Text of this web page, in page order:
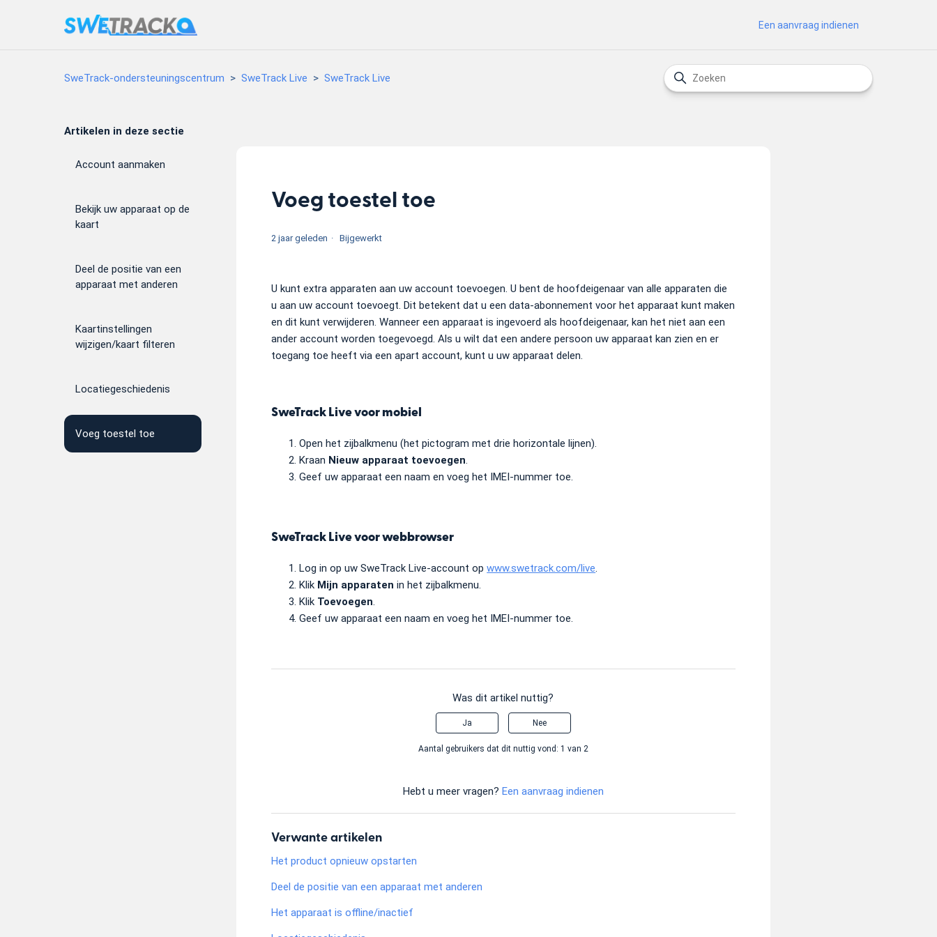
Een aanvraag indienen
SweTrack-ondersteuningscentrum SweTrack Live SweTrack Live
Artikelen in deze sectie
Account aanmaken
Bekijk uw apparaat op de
kaart
Deel de positie van een
apparaat met anderen
Kaartinstellingen
wijzigen/kaart filteren
Locatiegeschiedenis
Voeg toestel toe
Voeg toestel toe
2 jaar geleden Bijgewerkt
U kunt extra apparaten aan uw account toevoegen. U bent de hoofdeigenaar van alle apparaten die
u aan uw account toevoegt. Dit betekent dat u een data-abonnement voor het apparaat kunt maken
en dit kunt verwijderen. Wanneer een apparaat is ingevoerd als hoofdeigenaar, kan het niet aan een
ander account worden toegevoegd. Als u wilt dat een andere persoon uw apparaat kan zien en er
toegang toe heeft via een apart account, kunt u uw apparaat delen.
SweTrack Live voor mobiel
Open het zijbalkmenu (het pictogram met drie horizontale lijnen).
Kraan Nieuw apparaat toevoegen.
Geef uw apparaat een naam en voeg het IMEI-nummer toe.
SweTrack Live voor webbrowser
Log in op uw SweTrack Live-account op www.swetrack.com/live.
Klik Mijn apparatenin het zijbalkmenu.
Klik Toevoegen.
Geef uw apparaat een naam en voeg het IMEI-nummer toe.
Was dit artikel nuttig?
Ja Nee
Aantal gebruikers dat dit nuttig vond: 1 van 2
Hebt u meer vragen? Een aanvraag indienen
Verwante artikelen
Het product opnieuw opstarten
Deel de positie van een apparaat met anderen
Het apparaat is offline/inactief